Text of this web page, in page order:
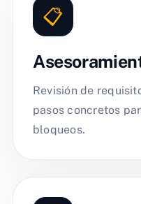
📋
Revisión de
pasos concretos
bloqueos.